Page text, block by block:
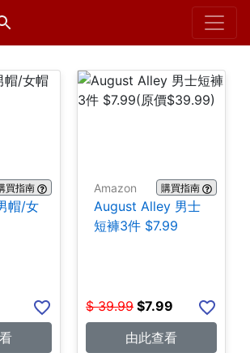
Home
買指南
帽/女
Amazon 購買指南
August Alley 男士
短褲3件 $7.99
$ 39.99 $7.99
由此查看